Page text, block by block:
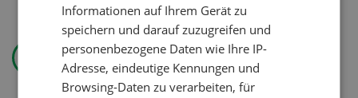
Wasser effizienter nutzen
Informationen auf Ihrem Gerät zu
speichern und darauf zuzugreifen und
personenbezogene Daten wie Ihre IP-
Adresse, eindeutige Kennungen und
Browsing-Daten zu verarbeiten, für